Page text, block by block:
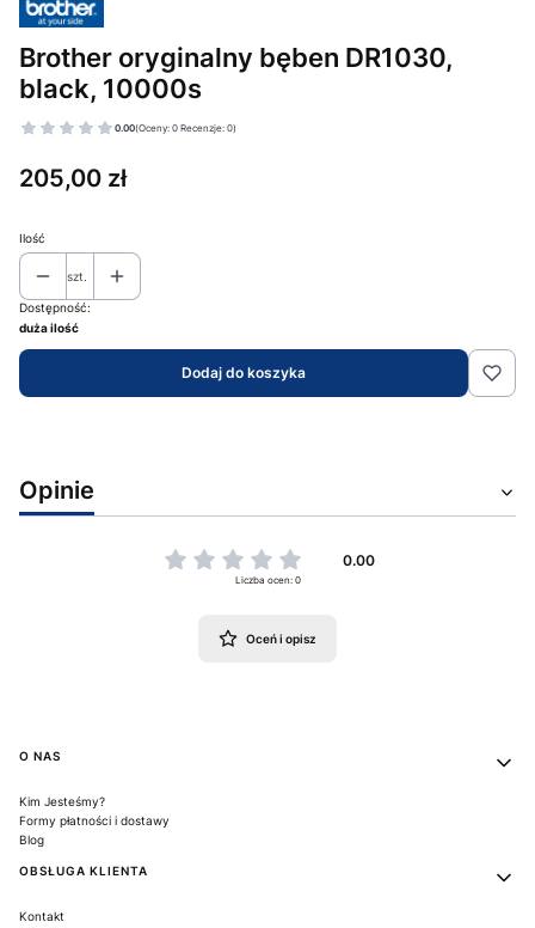
Brother oryginalny bęben DR1030,
black, 10000s
0.00(Oceny: 0 Recenzje: 0)
Cena
205,00 zł
Ilość
szt.
Dostępność:
duża ilość
Dodaj do koszyka
Opinie
0.00
Liczba ocen: 0
Oceń i opisz
Linki w stopce
O NAS
Kim Jesteśmy?
Formy płatności i dostawy
Blog
OBSŁUGA KLIENTA
Kontakt